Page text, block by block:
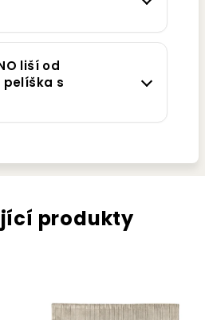
liší od
s
produkty